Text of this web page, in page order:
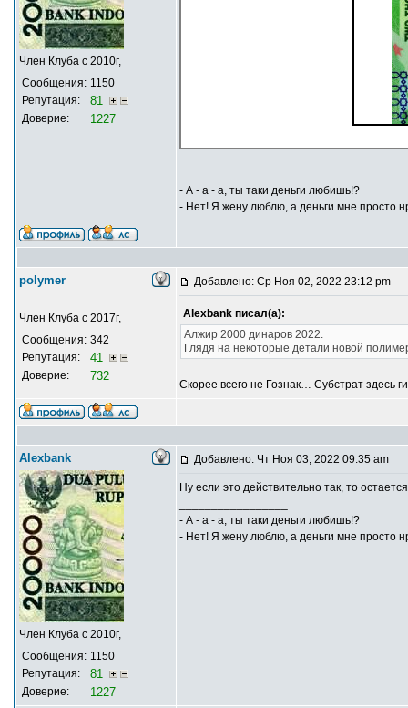
Член Клуба с 2010г,
Сообщения: 1150
Репутация:
81
Доверие: 1227
- А - а - а, ты таки деньги любишь!?
- Нет! Я жену люблю, а деньги мне просто
polymer
Член Клуба с 2017г,
Сообщения: 342
Репутация:
41
Доверие: 732
Добавлено: Ср Ноя 02, 2022 23:12 pm
Alexbank писал(а):
Алжир 2000 динаров 2022.
Глядя на некоторые детали новой
Скорее всего не Гознак… Субстрат здесь
Alexbank
Член Клуба с 2010г,
Сообщения: 1150
Репутация:
81
Доверие: 1227
Добавлено: Чт Ноя 03, 2022 09:35 am
Ну если это действительно так, то
- А - а - а, ты таки деньги любишь!?
- Нет! Я жену люблю, а деньги мне просто